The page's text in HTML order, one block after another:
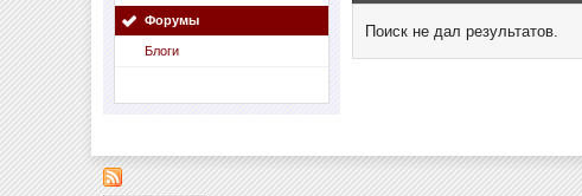
Форумы
Блоги
Поиск не дал результатов.